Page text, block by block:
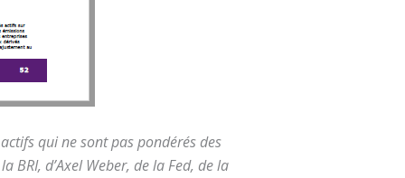
qui ne sont pas pondérés des
BRI, d’Axel Weber, de la Fed, de la